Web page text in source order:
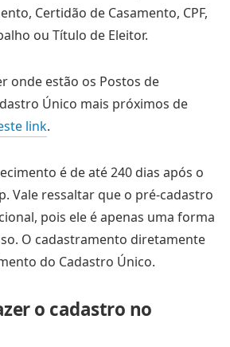
Certidão de Casamento, CPF,
ou Título de Eleitor.
onde estão os Postos de
Único mais próximos de
link.
é de até 240 dias após o
Vale ressaltar que o pré-cadastro
pois ele é apenas uma forma
O cadastramento diretamente
do Cadastro Único.
o cadastro no